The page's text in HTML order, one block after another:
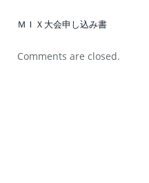
ＭＩＸ大会申し込み書
Comments are closed.